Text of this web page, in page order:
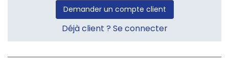
Demander un compte client
Déjà client ? Se connecter